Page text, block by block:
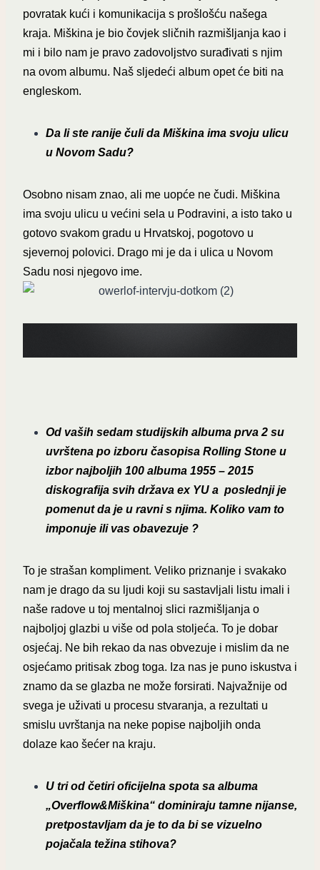
povratak kući i komunikacija s prošlošću našega
kraja. Miškina je bio čovjek sličnih razmišljanja kao i
mi i bilo nam je pravo zadovoljstvo surađivati s njim
na ovom albumu. Naš sljedeći album opet će biti na
engleskom.
Da li ste ranije čuli da Miškina ima svoju ulicu
u Novom Sadu?
Osobno nisam znao, ali me uopće ne čudi. Miškina
ima svoju ulicu u većini sela u Podravini, a isto tako u
gotovo svakom gradu u Hrvatskoj, pogotovo u
sjevernoj polovici. Drago mi je da i ulica u Novom
Sadu nosi njegovo ime.
Od vaših sedam studijskih albuma prva 2 su
uvrštena po izboru časopisa Rolling Stone u
izbor najboljih 100 albuma 1955 – 2015
diskografija svih država ex YU a poslednji je
pomenut da je u ravni s njima. Koliko vam to
imponuje ili vas obavezuje ?
To je strašan kompliment. Veliko priznanje i svakako
nam je drago da su ljudi koji su sastavljali listu imali i
naše radove u toj mentalnoj slici razmišljanja o
najboljoj glazbi u više od pola stoljeća. To je dobar
osjećaj. Ne bih rekao da nas obvezuje i mislim da ne
osjećamo pritisak zbog toga. Iza nas je puno iskustva i
znamo da se glazba ne može forsirati. Najvažnije od
svega je uživati u procesu stvaranja, a rezultati u
smislu uvrštanja na neke popise najboljih onda
dolaze kao šećer na kraju.
U tri od četiri oficijelna spota sa albuma
„Overflow&Miškina“ dominiraju tamne nijanse,
pretpostavljam da je to da bi se vizuelno
pojačala težina stihova?